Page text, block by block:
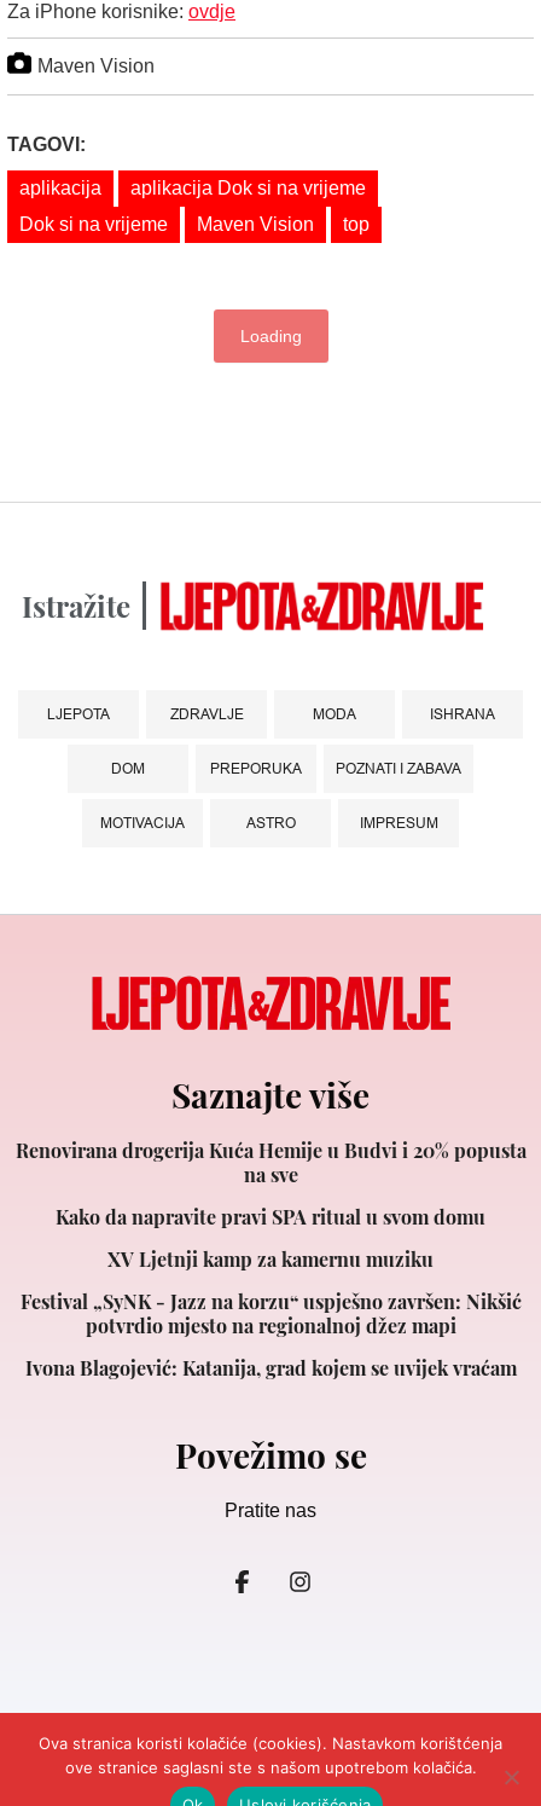
Za iPhone korisnike: ovdje
Maven Vision
TAGOVI:
aplikacija
aplikacija Dok si na vrijeme
Dok si na vrijeme
Maven Vision top
Loading
Istražite
LJEPOTA ZDRAVLJE MODA ISHRANA
DOM PREPORUKA POZNATI I ZABAVA
MOTIVACIJA ASTRO IMPRESUM
Saznajte više
Renovirana drogerija Kuća Hemije u Budvi i 20% popusta
na sve
Kako da napravite pravi SPA ritual u svom domu
XV Ljetnji kamp za kamernu muziku
Festival „SyNK - Jazz na korzu“ uspješno završen: Nikšić
potvrdio mjesto na regionalnoj džez mapi
Ivona Blagojević: Katanija, grad kojem se uvijek vraćam
Povežimo se
Pratite nas
© 2026Ljepota&Zdravlje Crna Gora.Design and DevelopmentCubes.
Marketing Kontakt Odricanje odgovornosti
Ova stranica koristi kolačiće (cookies). Nastavkom korištćenja
ove stranice saglasni ste s našom upotrebom kolačića.